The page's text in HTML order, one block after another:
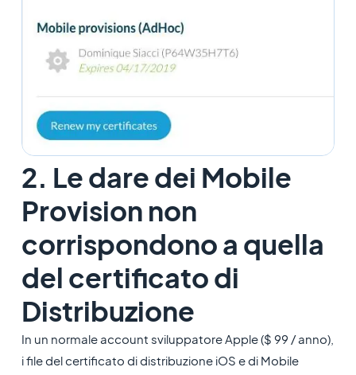
2. Le dare dei Mobile
Provision non
corrispondono a quella
del certificato di
Distribuzione
In un normale account sviluppatore Apple ($ 99 / anno),
i file del certificato di distribuzione iOS e di Mobile